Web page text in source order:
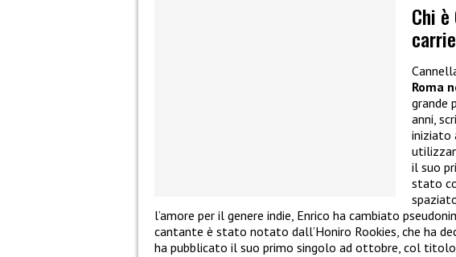
Chi
Roma
grande
anni,
iniziato
il suo
stato
l’amore per il genere indie, Enrico ha cambiato
cantante è stato notato dall’Honiro Rookies, che ha
ha pubblicato il suo primo singolo ad ottobre, col titolo